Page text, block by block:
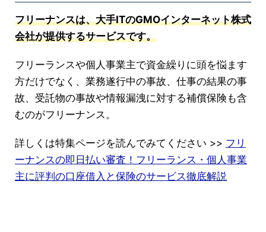
フリーナンスは、大手ITのGMOインターネット株式
会社が提供するサービスです。
フリーランスや個人事業主で資金繰りに頭を悩ます
方だけでなく、業務遂行中の事故、仕事の結果の事
故、受託物の事故や情報漏洩に対する補償保険も含
むのがフリーナンス。
詳しくは特集ページを読んでみてください >> フリ
ーナンスの即日払い審査！フリーランス・個人事業
主に評判の口座借入と保険のサービス徹底解説